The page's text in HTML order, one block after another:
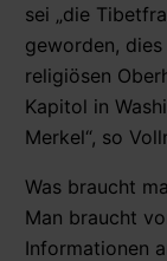
sei „die
geworden,
religiösen
Kapitol in
Merkel“, so
Was braucht
Man braucht
Informationen